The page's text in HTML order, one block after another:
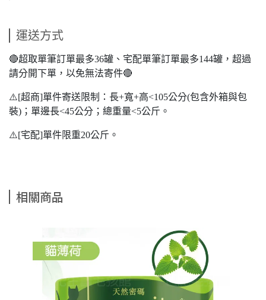
運送方式
🔴超取單筆訂單最多36罐、宅配單筆訂單最多144罐，超過
請分開下單，以免無法寄件🔴
⚠️[超商]單件寄送限制：長+寬+高<105公分(包含外箱與包
裝)；單邊長<45公分；總重量<5公斤。
⚠️[宅配]單件限重20公斤。
相關商品